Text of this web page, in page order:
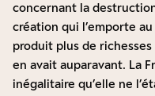
concernant la
création qui l’emporte
produit plus de richesses
en avait auparavant. La
inégalitaire qu’elle ne